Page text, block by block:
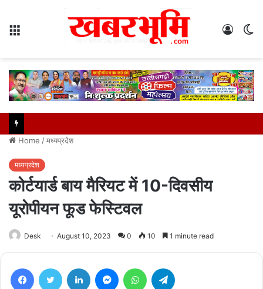
Log
Home /मध्यप्रदेश
मध्यप्रदेश
कोर्टयार्ड बाय मैरियट में 10-दिवसीय
यूरोपीयन फूड फेस्टिवल
Desk August 10, 2023 0 10 1 minute read
FacebookTwitter LinkedIn MessengerWhatsApp